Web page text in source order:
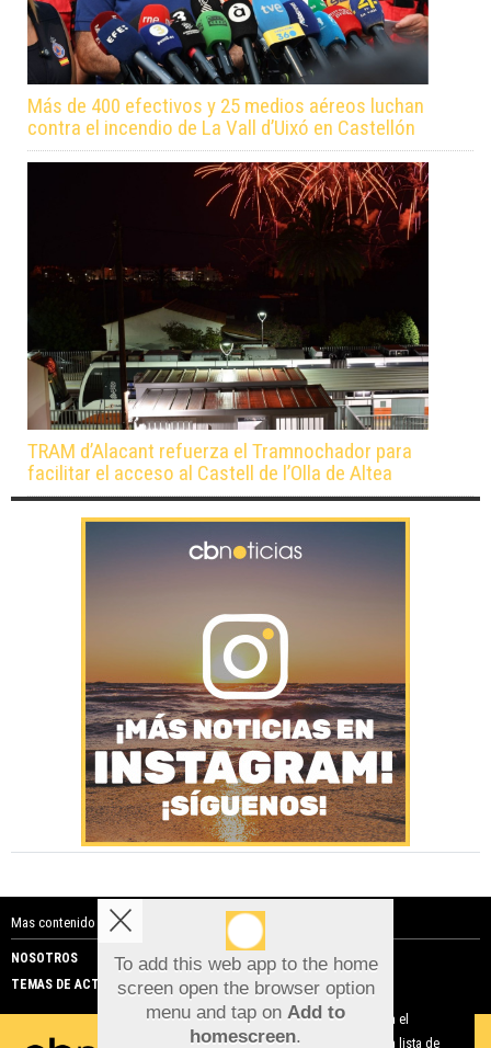
Más de 400 efectivos y 25 medios aéreos luchan
contra el incendio de La Vall d’Uixó en Castellón
TRAM d’Alacant refuerza el Tramnochador para
facilitar el acceso al Castell de l’Olla de Altea
Mas contenido de Costa Blanca Noticias:
NOSOTROS
PUBLICIDAD
TEMAS DE ACTUALIDAD
To add this web app to the home
screen open the browser option
menu and tap on Add to
homescreen.
Aviso sobre el Uso de cookies:
Utilizamos cookies nuestras y de terceros para el
funcionamiento del digital. Puedes consultar la lista de